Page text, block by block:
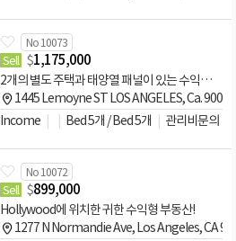
No 10073
Sell $1,175,000
2개의 별도 주택과 태양열 패널이 있는 수익형 매물
1445 Lemoyne ST LOS ANGELES, Ca. 90026
Income
Bed 5개 / Bed 5개 관리비문의
No 10072
Sell $899,000
Hollywood에 위치한 귀한 수익형 부동산!
1277 N Normandie Ave, Los Angeles, CA